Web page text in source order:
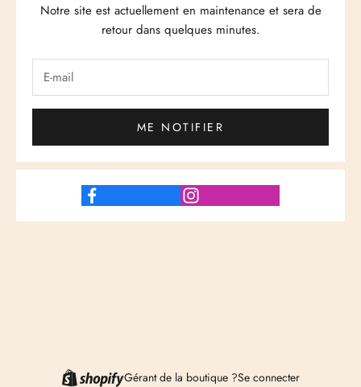
Notre site est actuellement en maintenance et sera de
retour dans quelques minutes.
ME NOTIFIER
Gérant de la boutique ?Se connecter